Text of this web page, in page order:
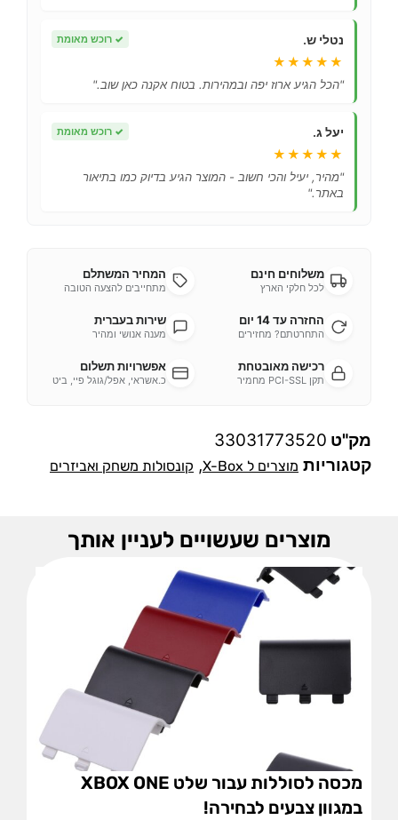
נטלי ש. ✓ רוכש מאומת
★★★★★
"הכל הגיע ארוז יפה ובמהירות. בטוח אקנה כאן שוב."
יעל ג. ✓ רוכש מאומת
★★★★★
"מהיר, יעיל והכי חשוב - המוצר הגיע בדיוק כמו בתיאור
באתר."
משלוחים חינם
לכל חלקי הארץ
המחיר המשתלם
מתחייבים להצעה הטובה
החזרה עד 14 יום
התחרטתם? מחזירים
שירות בעברית
מענה אנושי ומהיר
רכישה מאובטחת
תקן PCI-SSL מחמיר
אפשרויות תשלום
כ.אשראי, אפל/גוגל פיי, ביט
מק"ט 33031773520
קטגוריות מוצרים ל X-Box , קונסולות משחק ואביזרים
מוצרים שעשויים לעניין אותך
מכסה לסוללות עבור שלט XBOX ONE
במגוון צבעים לבחירה!